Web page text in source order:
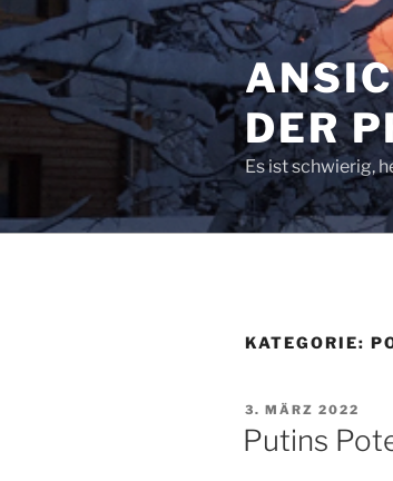
Zum
Inhalt
springen
DER
Es ist schwierig,
KATEGORIE:
VERÖFFENTLICHT
AM
3. MÄRZ 2022
Putins